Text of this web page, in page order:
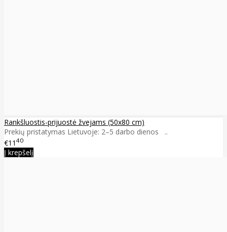
Rankšluostis-prijuostė žvejams (50x80 cm)
Prekių pristatymas Lietuvoje: 2–5 darbo dienos ..
€11 40
Į krepšelį